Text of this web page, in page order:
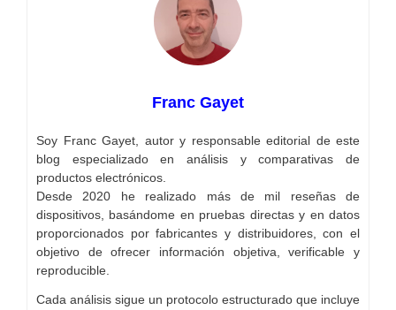
Franc Gayet
Soy Franc Gayet, autor y responsable editorial de este
blog especializado en análisis y comparativas de
productos electrónicos.
Desde 2020 he realizado más de mil reseñas de
dispositivos, basándome en pruebas directas y en datos
proporcionados por fabricantes y distribuidores, con el
objetivo de ofrecer información objetiva, verificable y
reproducible.
Cada análisis sigue un protocolo estructurado que incluye